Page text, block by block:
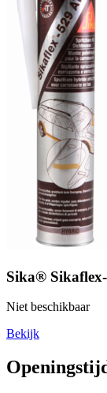
Sika®
Niet beschikbaar
Bekijk